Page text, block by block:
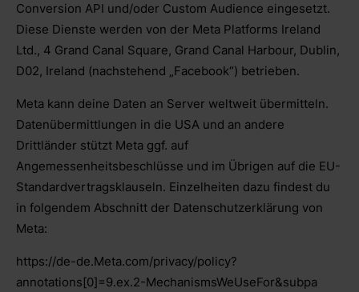
Conversion API und/oder Custom Audience eingesetzt.
Diese Dienste werden von der Meta Platforms Ireland
Ltd., 4 Grand Canal Square, Grand Canal Harbour, Dublin,
D02, Ireland (nachstehend „Facebook“) betrieben.
Meta kann deine Daten an Server weltweit übermitteln.
Datenübermittlungen in die USA und an andere
Drittländer stützt Meta ggf. auf
Angemessenheitsbeschlüsse und im Übrigen auf die EU-
Standardvertragsklauseln. Einzelheiten dazu findest du
in folgendem Abschnitt der Datenschutzerklärung von
Meta:
https://de-de.Meta.com/privacy/policy?
annotations[0]=9.ex.2-MechanismsWeUseFor&subpa